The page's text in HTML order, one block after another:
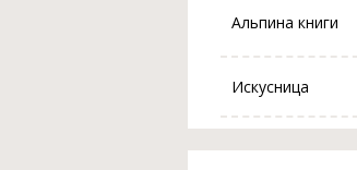
Альпина книги
Искусница